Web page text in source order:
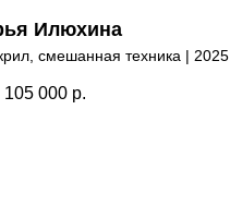
Илюхина
смешанная техника | 2025
105 000 р.